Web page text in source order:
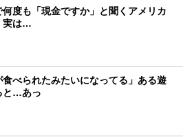
何度も「現金ですか」と聞くアメリカ
実は…
食べられたみたいになってる」ある遊
と…あっ